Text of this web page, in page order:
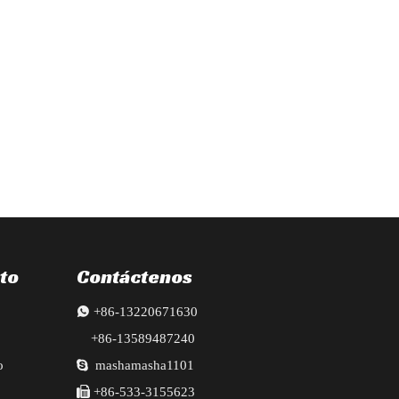
faros, radiador, guardabarros, parachoques, puertas, vigas
Contáctenos
 +86-13220671630
+86-13589487240
 mashamasha1101
 +86-533-3155623